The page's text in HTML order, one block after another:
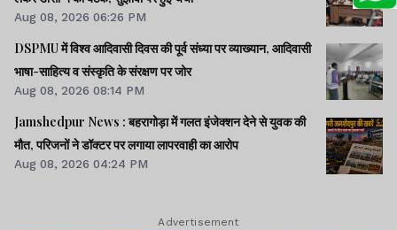
Aug 08, 2026 06:26 PM
DSPMU में विश्व आदिवासी दिवस की पूर्व संध्या पर व्याख्यान, आदिवासी
भाषा-साहित्य व संस्कृति के संरक्षण पर जोर
Aug 08, 2026 08:14 PM
Jamshedpur News : बहरागोड़ा में गलत इंजेक्शन देने से युवक की
मौत, परिजनों ने डॉक्टर पर लगाया लापरवाही का आरोप
Aug 08, 2026 04:24 PM
Advertisement